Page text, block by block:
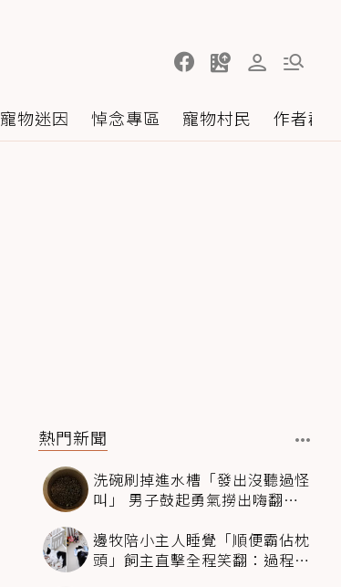
寵物迷因 悼念專區 寵物村民 作者群
熱門新聞
洗碗刷掉進水槽「發出沒聽過怪
叫」 男子鼓起勇氣撈出嗨翻：
邊牧陪小主人睡覺「順便霸佔枕
頭」飼主直擊全程笑翻：過程絲